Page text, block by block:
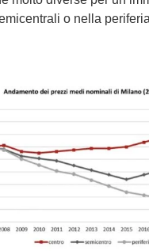
o nella